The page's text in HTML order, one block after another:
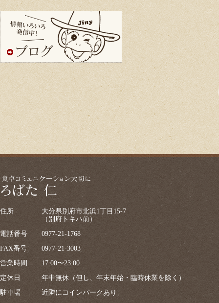
住所
大分県別府市北浜1丁目15-7
（別府トキハ前）
電話番号
0977-21-1768
FAX番号
0977-21-3003
営業時間
17:00〜23:00
定休日
年中無休（但し、年末年始・臨時休業を除く）
駐車場
近隣にコインパークあり